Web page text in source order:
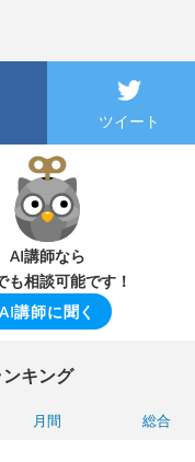
ツイート
AI講師なら
も相談可能です！
AI講師に聞く
キング
月間 総合